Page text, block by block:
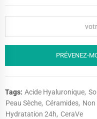
PRÉVENEZ-
Tags: Acide Hyaluronique
Peau Sèche Céramides Non
Hydratation 24h
CeraVe